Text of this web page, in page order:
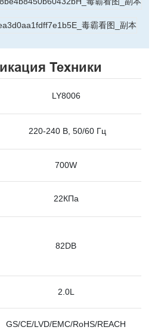
Техники
LY8006
220-240 В, 50/60 Гц
700W
22КПа
82DB
2.0L
GS/CE/LVD/EMC/RoHS/REACH